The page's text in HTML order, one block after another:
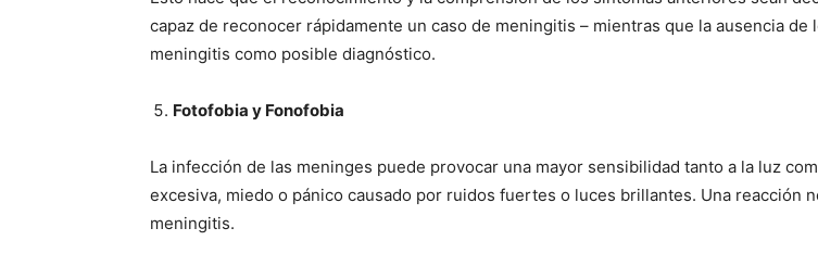
capaz de reconocer rápidamente un caso de meningitis – mientras que la ausencia
meningitis como posible diagnóstico.
Fotofobia y Fonofobia
La infección de las meninges puede provocar una mayor sensibilidad tanto a la luz
excesiva, miedo o pánico causado por ruidos fuertes o luces brillantes. Una reacción
meningitis.